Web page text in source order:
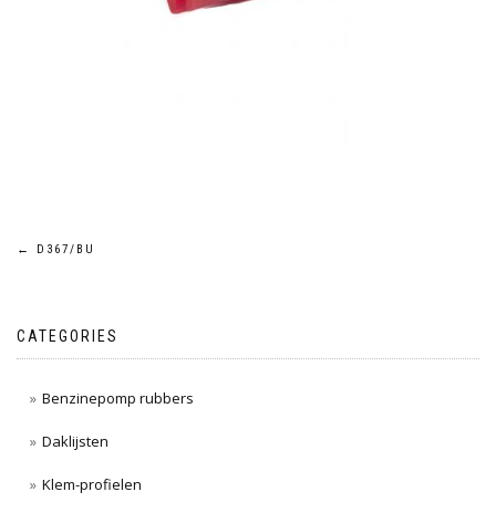
Post
← D367/BU
CATEGORIES
Benzinepomp rubbers
Daklijsten
Klem-profielen